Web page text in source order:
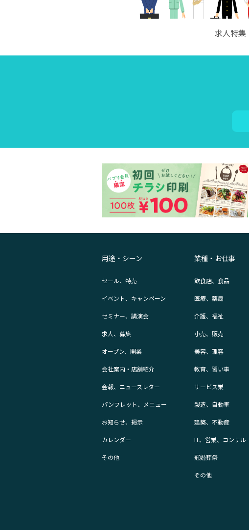
求人特集
用途・シーン
セール、特売
イベント、キャンペーン
セミナー、講演会
求人、募集
オープン、開業
会社案内・店舗紹介
会報、ニュースレター
パンフレット、メニュー
お知らせ、掲示
カレンダー
その他
業種・お仕事
飲食店、食品
医療、薬局
介護、福祉
小売、販売
美容、理容
教育、習い事
サービス業
製造、自動車
建築、不動産
IT、営業、コンサル
冠婚葬祭
その他